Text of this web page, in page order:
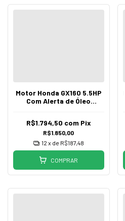
Motor Honda GX160 5.5HP
Com Alerta de Óleo
R$1.850,00
R$1.794,50 com Pix
12 x de R$187,48
COMPRAR